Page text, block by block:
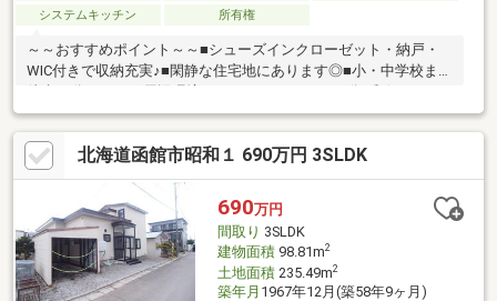
システムキッチン
所有権
～～おすすめポイント～～■シューズインクローゼット・納戸・
WIC付きで収納充実♪■閑静な住宅地にあります◎■小・中学校まで
局・・・9分■医師会病院・・・11分■セブンイレブン・・・11分
現在居住中のため、見学を希望の際は事前にご連絡ください。
▼▼ 打ち合わせ・見学プランご用意しております ▼▼ ＜
探し始めの方向け＞しっかりコース(1h~)/サクッとコース
(0.5h~) 詳しくは物件詳細下段の「イベント情報」をご覧くだ
さい。
北海道函館市昭和１ 690万円 3SLDK
690万円
間取り 3SLDK
建物面積98.81m2
土地面積235.49m2
築年月 1967年12月(築58年9ヶ月)